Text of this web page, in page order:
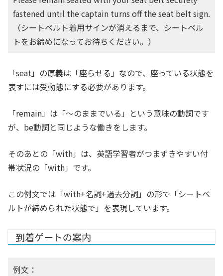
fastened until the captain turns off the seat belt sign.
（シートベルト着用サインが消えるまで、シートベル
トをお締めになってお待ちください。）
「seat」の原義は「座らせる」なので、座っている状態を
表すには受動態にする必要があります。
「remain」は「〜のままでいる」という意味の動詞です
が、be動詞と同じような働きをします。
そのあとの「with」は、英語学習者がつまずきやすい付
帯状況の「with」です。
この例文では「with+名詞+過去分詞」の形で「シートベ
ルトが締められた状態で」を表現しています。
到着ゲートの案内
例文：